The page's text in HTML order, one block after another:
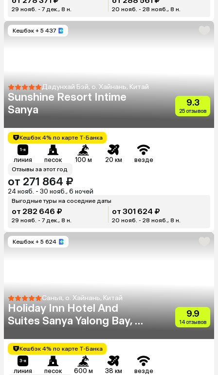
29 нояб. - 7 дек., 8 н. 20 нояб. - 28 нояб., 8 н.
Кешбэк + 5 437
Дадунхай Бэй, о. Хайнань, Китай
Sunshine Resort Intime
Sanya
9.3
25 отзывов
Кешбэк 4% по карте Т-Банка
линия песок 100 м 20 км везде
Отзывы за этот год
от 271 864 ₽
24 нояб. - 30 нояб., 6 ночей
Выгодные туры на соседние даты
от 282 646 ₽
29 нояб. - 7 дек., 8 н.
от 301 624 ₽
20 нояб. - 28 нояб., 8 н.
Кешбэк + 5 624
Санья, о. Хайнань, Китай
Holiday Inn Hotel And
Suites Sanya Yalong Bay, An
9.9
14 отзывов
Кешбэк 4% по карте Т-Банка
линия песок 600 м 38 км везде